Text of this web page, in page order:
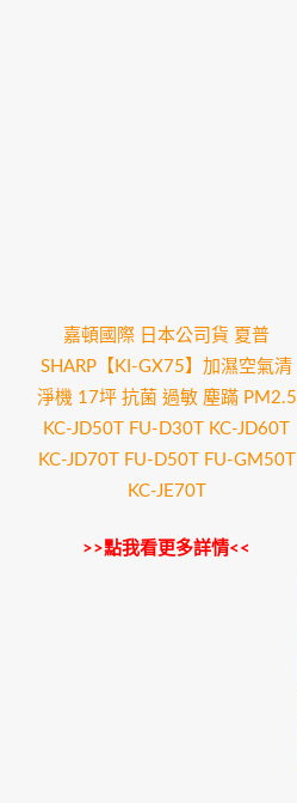
嘉頓國際 日本公司貨 夏普
SHARP【KI-GX75】加濕空氣清
淨機 17坪 抗菌 過敏 塵蹣 PM2.5
KC-JD50T FU-D30T KC-JD60T
KC-JD70T FU-D50T FU-GM50T
KC-JE70T
>>點我看更多詳情<<